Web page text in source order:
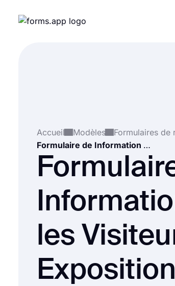
Accueil Modèles
Formulaires de
Formulaire de Information pour les Visiteurs de le Exposition
les
Exposition